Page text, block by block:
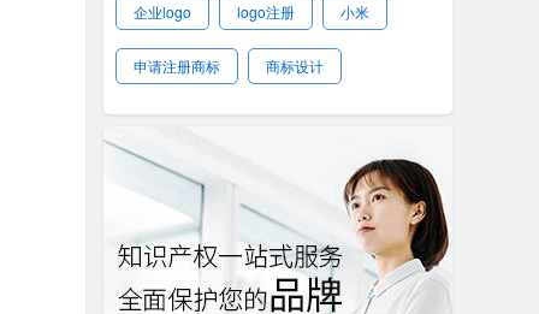
企业logo logo注册 小米
申请注册商标 商标设计